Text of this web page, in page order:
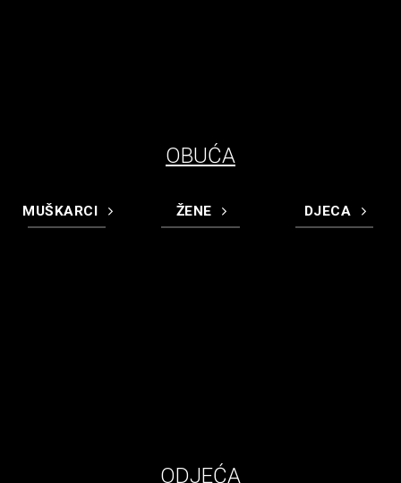
OBUĆA
MUŠKARCI ŽENE DJECA
ODJEĆA